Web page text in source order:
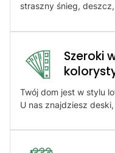
straszny śnieg,
Szeroki
Twój dom jest w stylu
U nas znajdziesz